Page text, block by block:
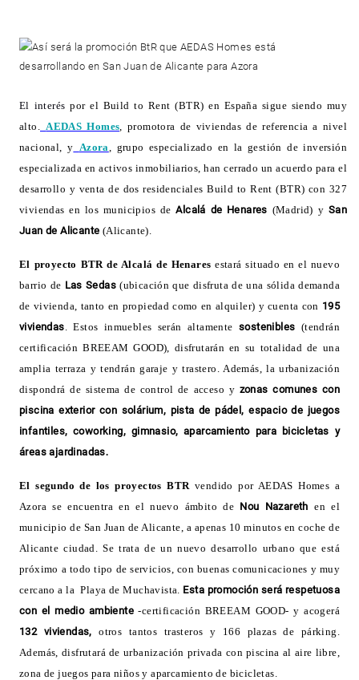
El interéspor el Build to Rent (BTR) en España sigue siendo muy
alto. AEDAS Homes, promotora de viviendas de referencia a nivel
nacional, y Azora, grupo especializado en la gestión de inversión
especializada en activos inmobiliarios, han cerrado un acuerdo para el
desarrollo y venta de dos residenciales Build to Rent (BTR) con 327
viviendas en los municipios deAlcalá de Henares (Madrid) y San
Juan de Alicante (Alicante).
El proyecto BTR de Alcalá de Henares estará situado en el nuevo
barrio de Las Sedas (ubicación que disfruta de una sólida demanda
de vivienda, tanto en propiedad como en alquiler) y cuenta con 195
viviendas. Estos inmuebles serán altamentesostenibles (tendrán
certificación BREEAM GOOD), disfrutarán en su totalidad de una
amplia terraza y tendrán garaje y trastero. Además, la urbanización
dispondrá de sistema de control de acceso y zonas comunes con
piscina exterior con solárium, pista de pádel, espacio de juegos
infantiles, coworking, gimnasio, aparcamiento para bicicletas y
áreas ajardinadas.
El segundode los proyectos BTRvendido por AEDAS Homes a
Azora se encuentra en el nuevo ámbito de Nou Nazareth en el
municipio de San Juan de Alicante, a apenas 10 minutos en coche de
Alicante ciudad. Se trata de un nuevo desarrollo urbano que está
próximo a todo tipo de servicios, con buenas comunicaciones y muy
cercano a la Playa de Muchavista. Esta promoción será respetuosa
con el medio ambiente-certificación BREEAM GOOD- y acogerá
132 viviendas, otros tantos trasteros y 166 plazas de párking.
Además, disfrutará de urbanización privada con piscina al aire libre,
zona de juegos para niños y aparcamiento de bicicletas.